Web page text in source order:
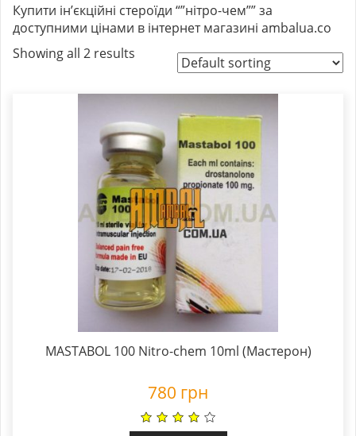
Купити ін’єкційні стероїди “”нітро-чем”” за
доступними цінами в інтернет магазині ambalua.co
Showing all 2 results
MASTABOL 100 Nitro-chem 10ml (Мастерон)
780 грн